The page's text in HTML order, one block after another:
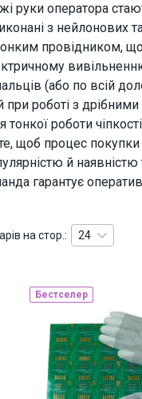
руки оператора
з нейлонових
провідником,
(або по всій
при роботі з
роботи
щоб процес
й
гарантує
на стор.: 24
Бестселер